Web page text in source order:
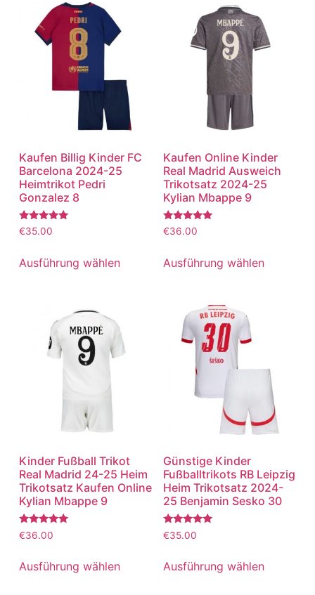
Kaufen Billig Kinder FC
Barcelona 2024-25
Heimtrikot Pedri
Gonzalez 8
Bewertet
mit
von 5
€35.00
Ausführung wählen
Kaufen Online Kinder
Real Madrid Ausweich
Trikotsatz 2024-25
Kylian Mbappe 9
Bewertet
mit
von 5
€36.00
Ausführung wählen
Kinder Fußball Trikot
Real Madrid 24-25 Heim
Trikotsatz Kaufen Online
Kylian Mbappe 9
Bewertet
mit
von 5
€36.00
Ausführung wählen
Günstige Kinder
Fußballtrikots RB Leipzig
Heim Trikotsatz 2024-
25 Benjamin Sesko 30
Bewertet
mit
von 5
€35.00
Ausführung wählen